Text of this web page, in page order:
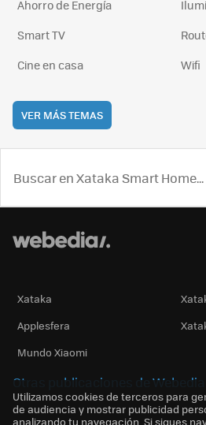
Ahorro de Energía
Smart TV
Cine en casa
Wifi
VER MÁS TEMAS
Xataka
Applesfera
Mundo Xiaomi
Otras publicaciones de Webedia
Utilizamos cookies de terceros para
de audiencia y mostrar publicidad
analizando tu navegación. Si sigues